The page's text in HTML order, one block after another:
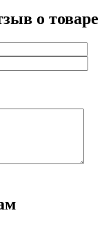
о товаре